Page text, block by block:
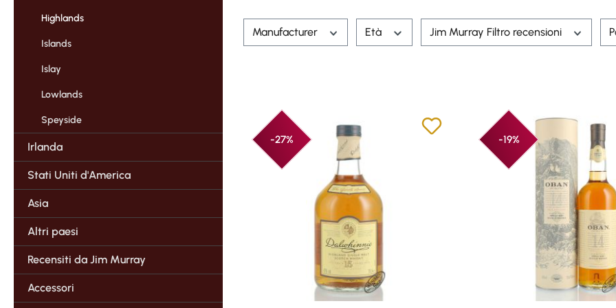
Highlands
Islands
Islay
Lowlands
Speyside
Irlanda
Stati Uniti d'America
Asia
Altri paesi
Recensiti da Jim Murray
Accessori
Manufacturer Età Jim Murray Filtro recensioni
-27% -19%